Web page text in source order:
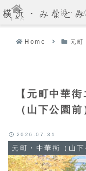
横浜・みなと
Home 元町
【元町中華
（山下公園前
元町・中華街（山下
2026.07.31
ホーム
横浜・み